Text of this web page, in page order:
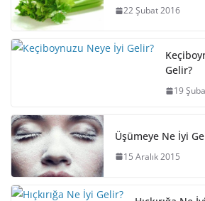
22 Şubat 2016
Gelir?
19
Üşümeye Ne İyi
15 Aralık 2015